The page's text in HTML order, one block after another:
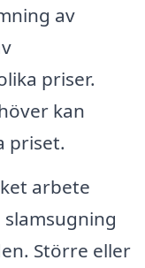
av
priser.
kan
priset.
arbete
Större eller